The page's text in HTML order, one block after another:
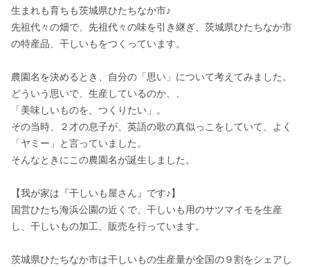
生まれも育ちも茨城県ひたちなか市♪
先祖代々の畑で、先祖代々の味を引き継ぎ、茨城県ひたちなか市
の特産品、干しいもをつくっています。
農園名を決めるとき、自分の「思い」について考えてみました。
どういう思いで、生産しているのか、、
「美味しいものを、つくりたい」。
その当時、２才の息子が、英語の歌の真似っこをしていて、よく
「ヤミー」と言っていました。
そんなときにこの農園名が誕生しました。
【我が家は『干しいも屋さん』です♪】
国営ひたち海浜公園の近くで、干しいも用のサツマイモを生産
し、干しいもの加工、販売を行っています。
茨城県ひたちなか市は干しいもの生産量が全国の９割をシェアし